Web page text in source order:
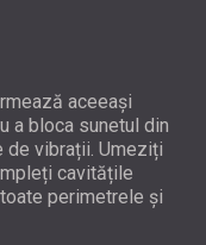
aceeași
a bloca sunetul din
de vibrații. Umeziți
cavitățile
perimetrele și